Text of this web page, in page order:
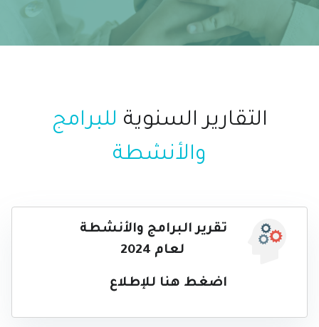
التقارير السنوية للبرامج
والأنشطة
تقرير البرامج والأنشطة
لعام 2024
اضغط هنا للإطلاع